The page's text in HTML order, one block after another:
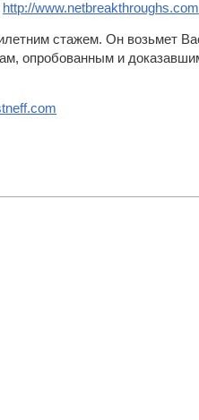
http://www.netbreakthroughs.com
стажем. Он возьмет
опробованным и